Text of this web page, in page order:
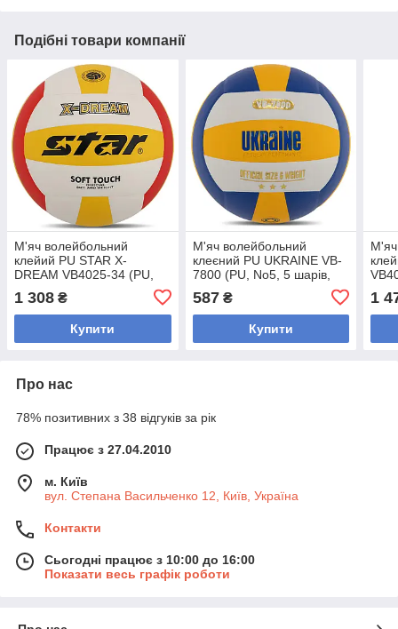
Подібні товари компанії
М'яч волейбольний
клейий PU STAR X-
DREAM VB4025-34 (PU,
білий жовтий-червоний)
1 308 ₴
Купити
М'яч волейбольний
клеєний PU UKRAINE VB-
7800 (PU, No5, 5 шарів,
587₴
Купити
М'яч
1
Про нас
78% позитивних з 38 відгуків за рік
Працює з 27.04.2010
м. Київ
вул. Степана Васильченко 12, Київ, Україна
Контакти
Сьогодні працює з 10:00 до 16:00
Показати весь графік роботи